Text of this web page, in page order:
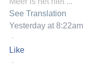
See Translation
Yesterday at 8:22am
·
Like
·